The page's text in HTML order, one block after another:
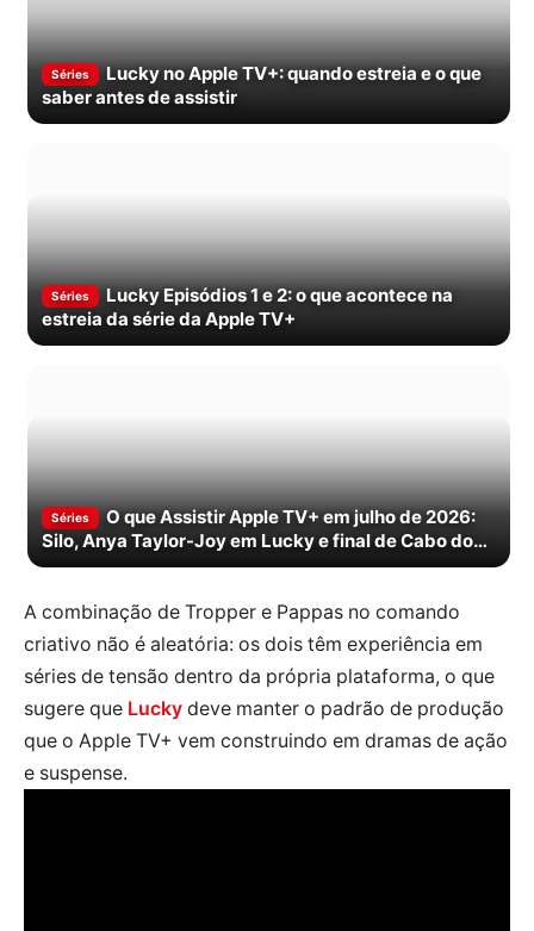
Séries
Lucky no Apple TV+: quando estreia e o que
saber antes de assistir
Séries
Lucky Episódios 1 e 2: o que acontece na
estreia da série da Apple TV+
Séries
O que Assistir Apple TV+ em julho de 2026:
Silo, Anya Taylor-Joy em Lucky e final de Cabo do
Medo
A combinação de Tropper e Pappas no comando
criativo não é aleatória: os dois têm experiência em
séries de tensão dentro da própria plataforma, o que
sugere que Lucky deve manter o padrão de produção
que o Apple TV+ vem construindo em dramas de ação
e suspense.